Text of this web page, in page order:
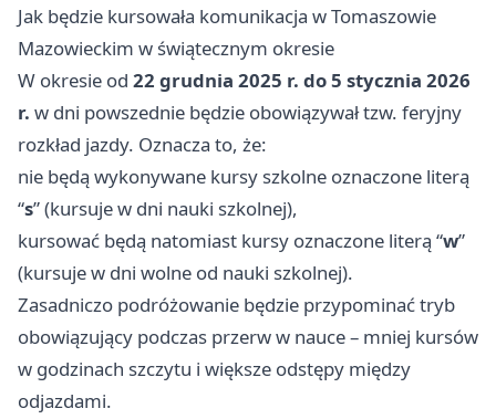
Jak będzie kursowała komunikacja w Tomaszowie
Mazowieckim w świątecznym okresie
W okresie od 22 grudnia 2025 r. do 5 stycznia 2026
r. w dni powszednie będzie obowiązywał tzw. feryjny
rozkład jazdy. Oznacza to, że:
nie będą wykonywane kursy szkolne oznaczone literą
“s” (kursuje w dni nauki szkolnej),
kursować będą natomiast kursy oznaczone literą “w”
(kursuje w dni wolne od nauki szkolnej).
Zasadniczo podróżowanie będzie przypominać tryb
obowiązujący podczas przerw w nauce – mniej kursów
w godzinach szczytu i większe odstępy między
odjazdami.